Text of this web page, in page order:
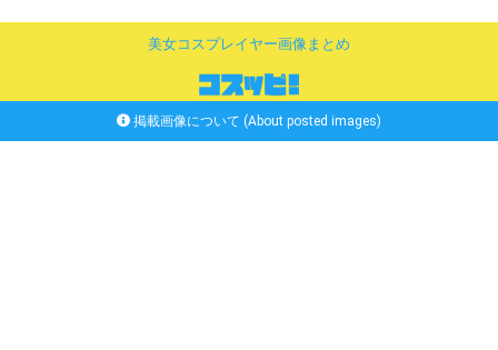
美女コスプレイヤー画像まとめ
掲載画像について (About posted images)